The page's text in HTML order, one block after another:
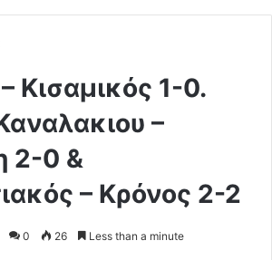
Κισαμικός 1-0.
–
2-0 &
– Κρόνος 2-2
0 26 Less than a minute